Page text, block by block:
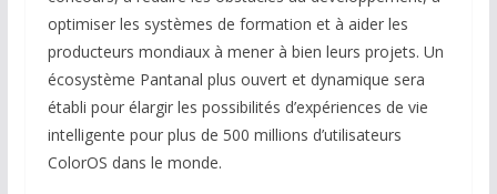
optimiser les systèmes de formation et à aider les
producteurs mondiaux à mener à bien leurs projets. Un
écosystème Pantanal plus ouvert et dynamique sera
établi pour élargir les possibilités d’expériences de vie
intelligente pour plus de 500 millions d’utilisateurs
ColorOS dans le monde.